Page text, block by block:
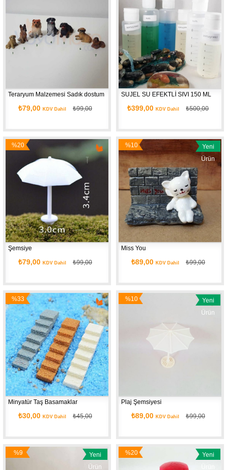
Teraryum Malzemesi Sadık dostum
₺79,00 KDV Dahil ₺99,00
SUJEL SU EFEKTLİ SIVI 150 ML
₺399,00KDV Dahil ₺500,00
Şemsiye
₺79,00 KDV Dahil ₺99,00
%20
Miss You
₺89,00 KDV Dahil ₺99,00
%10
İndirim
Yeni
Ürün
Minyatür Taş Basamaklar
₺30,00 KDV Dahil ₺45,00
%33
İndirim
Plaj Şemsiyesi
₺89,00 KDV Dahil ₺99,00
%10
Yeni
Ürün
%9
Yeni
Ürün
%20
Yeni